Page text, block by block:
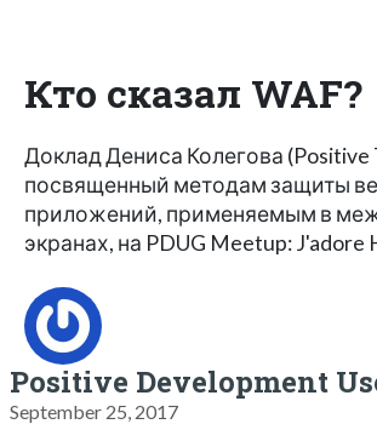
Кто сказал WAF?
Доклад Дениса Колегова (Positive
посвященный методам защиты
приложений, применяемым в
экранах, на PDUG Meetup: J'adore
Positive Development
September 25, 2017